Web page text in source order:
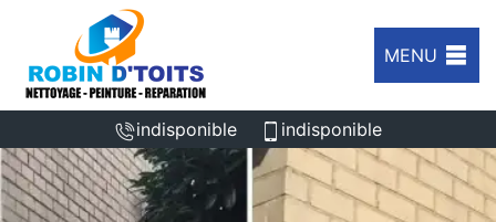
MENU
indisponible indisponible